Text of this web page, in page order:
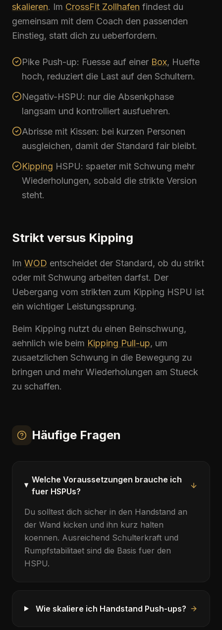
skalieren. Im CrossFit Zollhafen findest du
gemeinsam mit dem Coach den passenden
Einstieg, statt dich zu ueberfordern.
Pike Push-up: Fuesse auf einer Box, Huefte
hoch, reduziert die Last auf den Schultern.
Negativ-HSPU: nur die Absenkphase
langsam und kontrolliert ausfuehren.
Abrisse mit Kissen: bei kurzen Personen
ausgleichen, damit der Standard fair bleibt.
Kipping HSPU: spaeter mit Schwung mehr
Wiederholungen, sobald die strikte Version
steht.
Strikt versus Kipping
Im WOD entscheidet der Standard, ob du strikt
oder mit Schwung arbeiten darfst. Der
Uebergang vom strikten zum Kipping HSPU ist
ein wichtiger Leistungssprung.
Beim Kipping nutzt du einen Beinschwung,
aehnlich wie beim Kipping Pull-up, um
zusaetzlichen Schwung in die Bewegung zu
bringen und mehr Wiederholungen am Stueck
zu schaffen.
Häufige Fragen
Welche Voraussetzungen brauche ich
fuer HSPUs?
Du solltest dich sicher in den Handstand an
der Wand kicken und ihn kurz halten
koennen. Ausreichend Schulterkraft und
Rumpfstabilitaet sind die Basis fuer den
HSPU.
Wie skaliere ich Handstand Push-ups?